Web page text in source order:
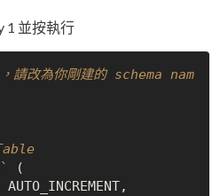
1 並按執行
請改為你剛建的 schema nam
(
AUTO_INCREMENT,